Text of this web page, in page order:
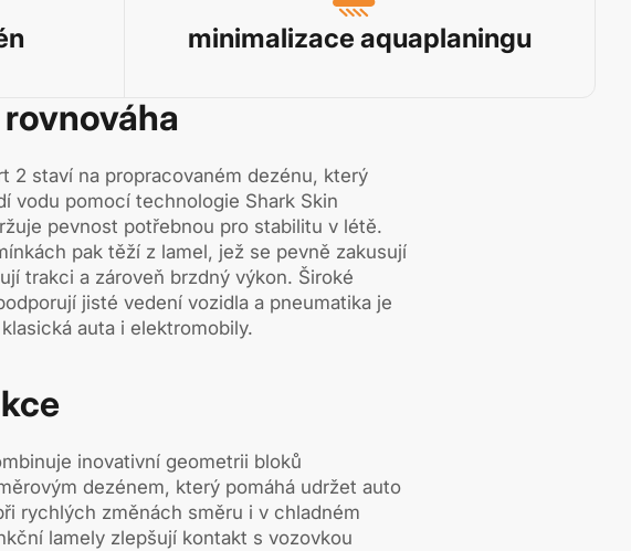
minimalizace aquaplaningu
2 staví na propracovaném dezénu, který
vodu pomocí technologie Shark Skin
pevnost potřebnou pro stabilitu v létě.
pak těží z lamel, jež se pevně zakusují
trakci a zároveň brzdný výkon. Široké
jisté vedení vozidla a pneumatika je
auta i elektromobily.
inovativní geometrii bloků
dezénem, který pomáhá udržet auto
rychlých změnách směru i v chladném
lamely zlepšují kontakt s vozovkou